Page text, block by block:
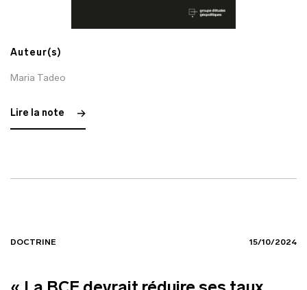
Auteur(s)
Maria Tadeo
Lire la note
DOCTRINE 15/10/2024